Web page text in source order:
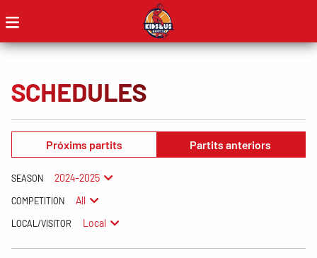
SCHEDULES
Próxims partits Partits anteriors
SEASON 2024-2025
COMPETITION All
LOCAL/VISITOR Local